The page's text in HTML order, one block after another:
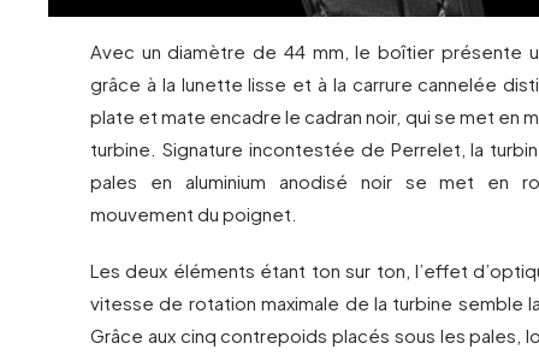
Avec un diamètre de 44 mm, le boîtier présente
grâce à la lunette lisse et à la carrure cannelée
plate et mate encadre le cadran noir, qui se met en
turbine. Signature incontestée de Perrelet, la
pales en aluminium anodisé noir se met en
mouvement du poignet.
Les deux éléments étant ton sur ton, l’effet
vitesse de rotation maximale de la turbine semble
Grâce aux cinq contrepoids placés sous les pales,